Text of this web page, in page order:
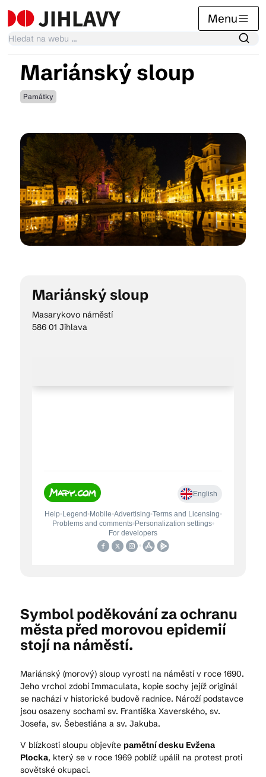
Menu
Kalendář akcí
Články
Suvenýry
Mariánský sloup
Památky
Mariánský sloup
Masarykovo náměstí
586 01 Jihlava
Symbol poděkování za ochranu
města před morovou epidemií
stojí na náměstí.
Mariánský (morový) sloup vyrostl na náměstí v roce 1690.
Jeho vrchol zdobí Immaculata, kopie sochy jejíž originál
se nachází v historické budově radnice. Nároží podstavce
jsou osazeny sochami sv. Františka Xaverského, sv.
Josefa, sv. Šebestiána a sv. Jakuba.
V blízkosti sloupu objevíte pamětní desku Evžena
Plocka, který se v roce 1969 poblíž upálil na protest proti
sovětské okupaci.